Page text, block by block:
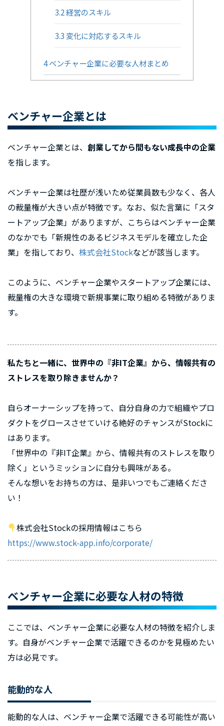
3.2経営のスキル
3.3 変化に対応するスキル
4ベンチャー企業に必要な人材まとめ
ベンチャー企業とは
ベンチャー企業とは、 創業してから間もない成長中の企業
を指します。
ベンチャー企業は社歴が浅いため従業員数も少なく、各人
の裁量権が大きい点が特徴です。なお、似た言葉に「スタ
ートアップ企業」がありますが、こちらはベンチャー企業
のなかでも「新規性のあるビジネスモデルを確立した企
業」を指しており、 株式会社Stockなどが該当します。
このように、ベンチャー企業やスタートアップ企業には、
裁量権の大きな環境で新規事業に取り組める特徴がありま
す。
私たちと一緒に、世界中の『非IT企業』から、情報共有の
ストレスを取り除きませんか？
自らオーナーシップを持って、自分自身の力で組織やプロ
ダクトをグロースさせていける絶好のチャンスがStockに
はあります。
「世界中の『非IT企業』から、情報共有のストレスを取り
除く」というミッションに自分も興味がある。
そんな想いをお持ちの方は、是非いつでもご連絡くださ
い！
株式会社Stockの採用情報はこちら
https://www.stock-app.info/corporate/
ベンチャー企業に必要な人材の特徴
ここでは、ベンチャー企業に必要な人材の特徴を紹介しま
す。自身がベンチャー企業で活躍できるのかを見極めたい
方は必見です。
能動的な人
能動的な人は、ベンチャー企業で活躍できる可能性が高い